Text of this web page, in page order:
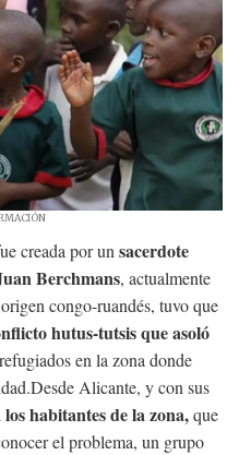
creada por unsacerdote
Berchmans, actualmente
congo-ruandés, tuvo que
hutus-tutsis que asoló
en la zona donde
Alicante, y con sus
habitantes de la zona,que
el problema, un grupo